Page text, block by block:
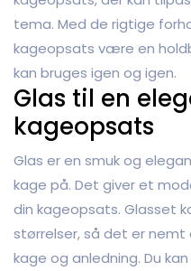
tema. Med de rigtige
kageopsats være en
kan bruges igen og igen.
Glas til en
kageopsats
Glas er en smuk og
kage på. Det giver et
din kageopsats. Glasset
størrelser, så det er nemt
kage og anledning. Du